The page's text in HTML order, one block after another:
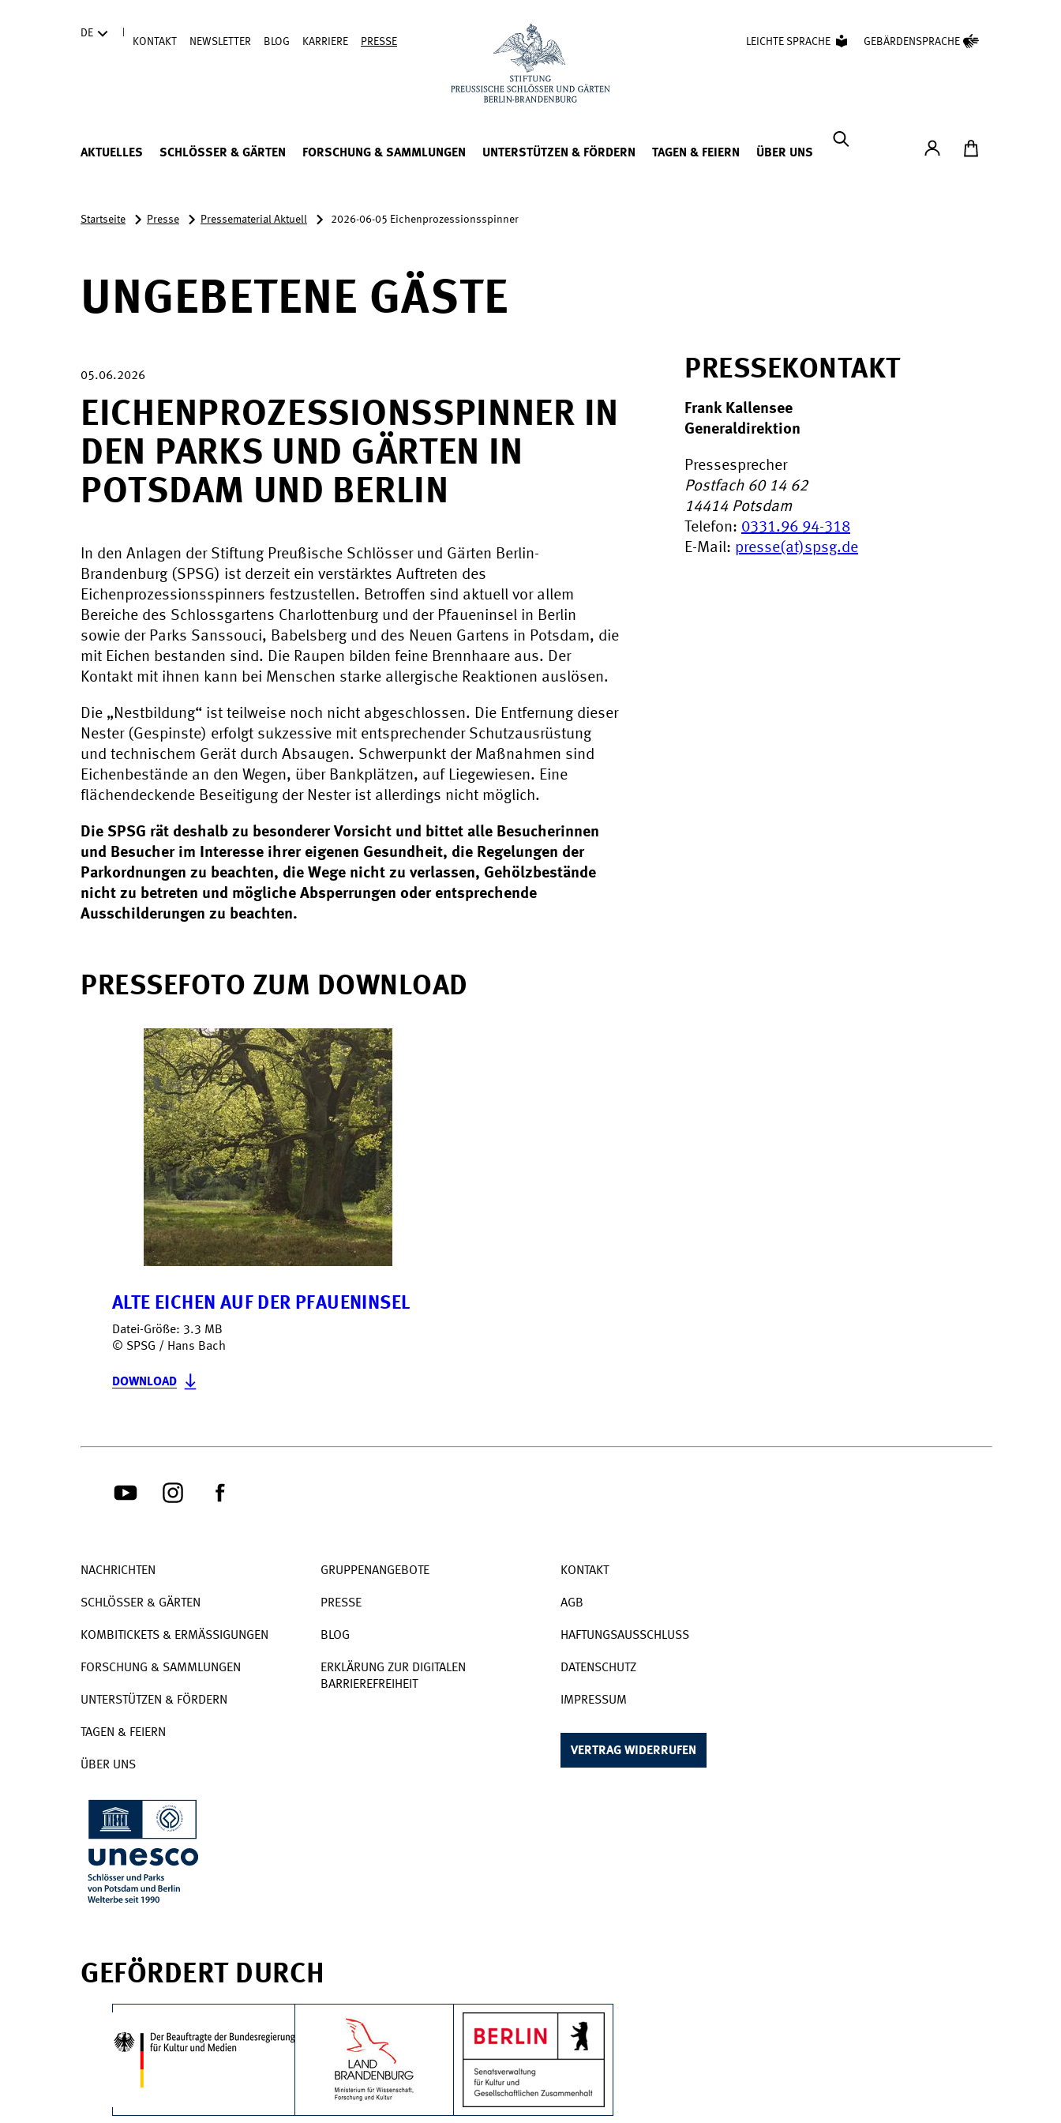
DE
KONTAKT NEWSLETTER BLOG KARRIERE PRESSE LEICHTE SPRACHE GEBÄRDENSPRACHE
AKTUELLES SCHLÖSSER & GÄRTEN FORSCHUNG & SAMMLUNGEN UNTERSTÜTZEN & FÖRDERN TAGEN & FEIERN ÜBER UNS
Konto Zum Ticketshop
Startseite Presse Pressematerial Aktuell 2026-06-05 Eichenprozessionsspinner
UNGEBETENE GÄSTE
05.06.2026
EICHENPROZESSIONSSPINNER IN
DEN PARKS UND GÄRTEN IN
POTSDAM UND BERLIN
In den Anlagen der Stiftung Preußische Schlösser und Gärten Berlin-
Brandenburg (SPSG) ist derzeit ein verstärktes Auftreten des
Eichenprozessionsspinners festzustellen. Betroffen sind aktuell vor allem
Bereiche des Schlossgartens Charlottenburg und der Pfaueninsel in Berlin
sowie der Parks Sanssouci, Babelsberg und des Neuen Gartens in Potsdam, die
mit Eichen bestanden sind. Die Raupen bilden feine Brennhaare aus. Der
Kontakt mit ihnen kann bei Menschen starke allergische Reaktionen auslösen.
Die „Nestbildung“ ist teilweise noch nicht abgeschlossen. Die Entfernung dieser
Nester (Gespinste) erfolgt sukzessive mit entsprechender Schutzausrüstung
und technischem Gerät durch Absaugen. Schwerpunkt der Maßnahmen sind
Eichenbestände an den Wegen, über Bankplätzen, auf Liegewiesen. Eine
flächendeckende Beseitigung der Nester ist allerdings nicht möglich.
Die SPSG rät deshalb zu besonderer Vorsicht und bittet alle Besucherinnen
und Besucher im Interesse ihrer eigenen Gesundheit, die Regelungen der
Parkordnungen zu beachten, die Wege nicht zu verlassen, Gehölzbestände
nicht zu betreten und mögliche Absperrungen oder entsprechende
Ausschilderungen zu beachten.
PRESSEKONTAKT
Frank Kallensee
Generaldirektion
Pressesprecher
Postfach 60 14 62
14414 Potsdam
Telefon: 0331.96 94-318
E-Mail: presse(at)spsg.de
PRESSEFOTO ZUM DOWNLOAD
ALTE EICHEN AUF DER PFAUENINSEL
Datei-Größe: 3.3 MB
© SPSG / Hans Bach
DOWNLOAD
NACHRICHTEN
SCHLÖSSER & GÄRTEN
KOMBITICKETS & ERMÄSSIGUNGEN
FORSCHUNG & SAMMLUNGEN
UNTERSTÜTZEN & FÖRDERN
TAGEN & FEIERN
ÜBER UNS
GRUPPENANGEBOTE
PRESSE
BLOG
ERKLÄRUNG ZUR DIGITALEN
BARRIEREFREIHEIT
KONTAKT
AGB
HAFTUNGSAUSSCHLUSS
DATENSCHUTZ
IMPRESSUM
VERTRAG WIDERRUFEN
GEFÖRDERT DURCH